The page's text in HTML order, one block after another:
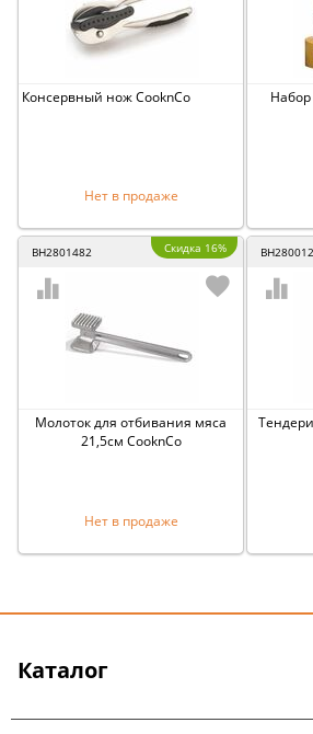
Консервный нож CooknCo
Нет в продаже
Набор
BH2801482 Скидка 16%
Молоток для отбивания мяса
21,5см CooknCo
Нет в продаже
Каталог